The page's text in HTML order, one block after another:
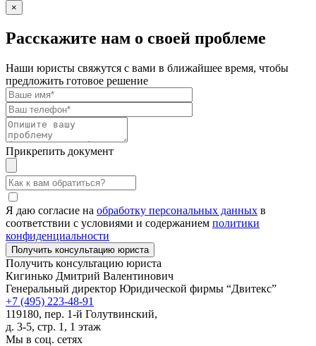
×
Расскажите нам о своей проблеме
Наши юристы свяжутся с вами в ближайшее время, чтобы
предложить готовое решение
Прикрепить документ
Я даю согласие на обработку персональных данных в
соответствии с условиями и содержанием политики
конфиденциальности
Получить консультацию юриста
Кигинько Дмитрий Валентинович
Генеральный директор Юридической фирмы “Двитекс”
+7 (495) 223-48-91
119180, пер. 1-й Голутвинский,
д. 3-5, стр. 1, 1 этаж
Мы в соц. сетях